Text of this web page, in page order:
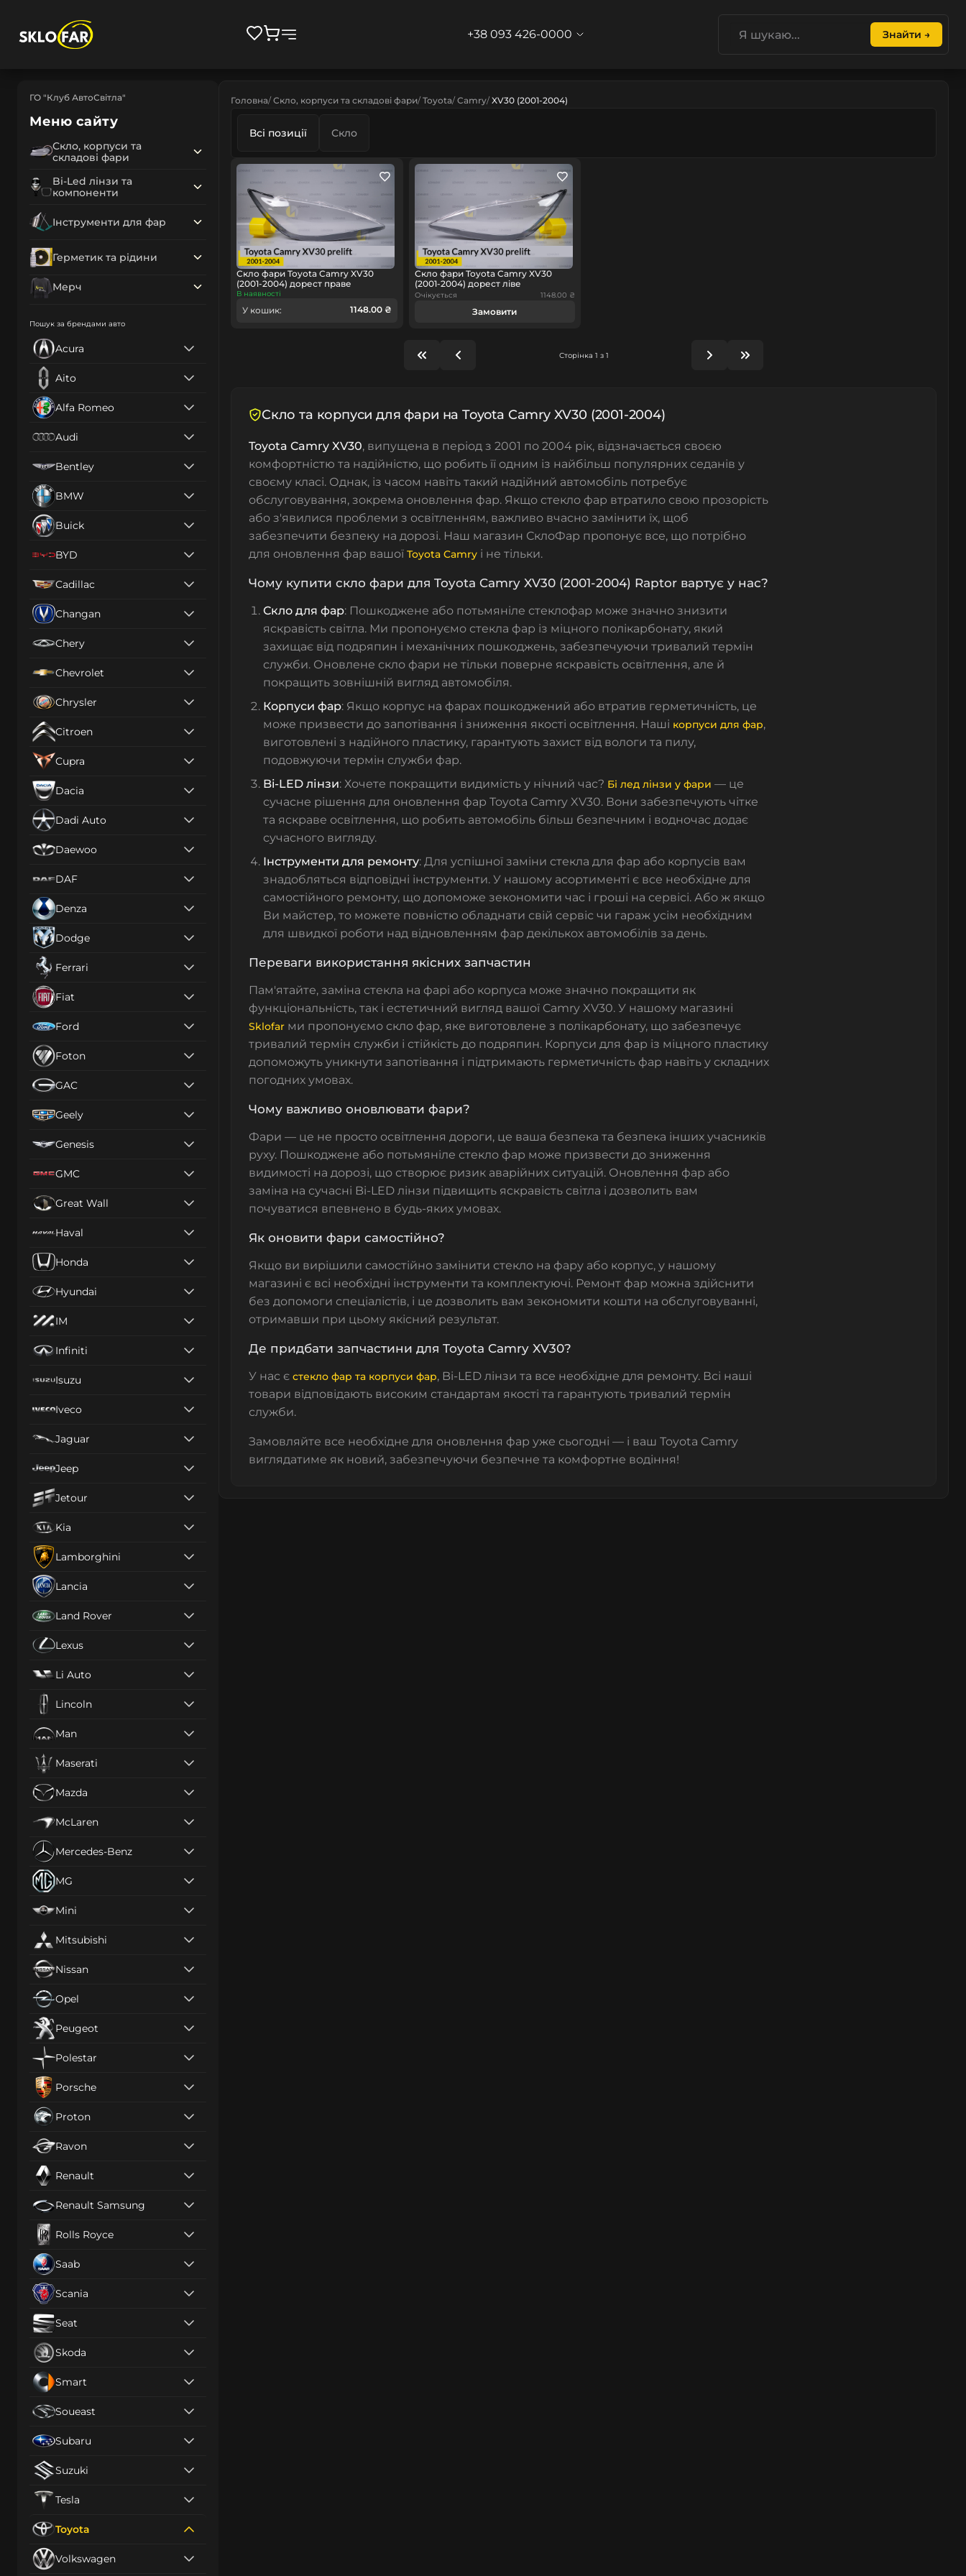
+38 093 426-0000 Знайти →
ГО "Клуб АвтоСвітла"
Меню сайту
Скло, корпуси та
складові фари
Bi-Led лінзи та
компоненти
Інструменти для фар
Герметик та рідини
Мерч
Пошук за брендами авто
Acura
Aito
Alfa Romeo
Audi
Bentley
BMW
Buick
BYD
Cadillac
Changan
Chery
Chevrolet
Chrysler
Citroen
Cupra
Dacia
Dadi Auto
Daewoo
DAF
Denza
Dodge
Ferrari
Fiat
Ford
Foton
GAC
Geely
Genesis
GMC
Great Wall
Haval
Honda
Hyundai
IM
Infiniti
Isuzu
Iveco
Jaguar
Jeep
Jetour
Kia
Lamborghini
Lancia
Land Rover
Lexus
Li Auto
Lincoln
Man
Maserati
Mazda
McLaren
Mercedes-Benz
MG
Mini
Mitsubishi
Nissan
Opel
Peugeot
Polestar
Porsche
Proton
Ravon
Renault
Renault Samsung
Rolls Royce
Saab
Scania
Seat
Skoda
Smart
Soueast
Subaru
Suzuki
Tesla
Toyota
Volkswagen
Головна Скло, корпуси та складові фари Toyota Camry XV30 (2001-2004)
Всі позиції Скло
Скло фари Toyota Camry XV30
(2001-2004) дорест праве
В наявності
У кошик: 1148.00 ₴
Скло фари Toyota Camry XV30
(2001-2004) дорест ліве
Очікується 1148.00 ₴
Замовити
Сторінка 1 з 1
Cкло та корпуси для фари на Toyota Camry XV30 (2001-2004)
Toyota Camry XV30, випущена в період з 2001 по 2004 рік, відзначається своєю
комфортністю та надійністю, що робить її одним із найбільш популярних седанів у
своєму класі. Однак, із часом навіть такий надійний автомобіль потребує
обслуговування, зокрема оновлення фар. Якщо стекло фар втратило свою прозорість
або з'явилися проблеми з освітленням, важливо вчасно замінити їх, щоб
забезпечити безпеку на дорозі. Наш магазин СклоФар пропонує все, що потрібно
для оновлення фар вашої Toyota Camry і не тільки.
Чому купити скло фари для Toyota Camry XV30 (2001-2004) Raptor вартує у нас?
Скло для фар: Пошкоджене або потьмяніле стеклофар може значно знизити
яскравість світла. Ми пропонуємо стекла фар із міцного полікарбонату, який
захищає від подряпин і механічних пошкоджень, забезпечуючи тривалий термін
служби. Оновлене скло фари не тільки поверне яскравість освітлення, але й
покращить зовнішній вигляд автомобіля.
Корпуси фар: Якщо корпус на фарах пошкоджений або втратив герметичність, це
може призвести до запотівання і зниження якості освітлення. Наші корпуси для фар,
виготовлені з надійного пластику, гарантують захист від вологи та пилу,
подовжуючи термін служби фар.
Bi-LED лінзи: Хочете покращити видимість у нічний час? Бі лед лінзи у фари — це
сучасне рішення для оновлення фар Toyota Camry XV30. Вони забезпечують чітке
та яскраве освітлення, що робить автомобіль більш безпечним і водночас додає
сучасного вигляду.
Інструменти для ремонту: Для успішної заміни стекла для фар або корпусів вам
знадобляться відповідні інструменти. У нашому асортименті є все необхідне для
самостійного ремонту, що допоможе зекономити час і гроші на сервісі. Або ж якщо
Ви майстер, то можете повністю обладнати свій сервіс чи гараж усім необхідним
для швидкої роботи над відновленням фар декількох автомобілів за день.
Переваги використання якісних запчастин
Пам'ятайте, заміна стекла на фарі або корпуса може значно покращити як
функціональність, так і естетичний вигляд вашої Camry XV30. У нашому магазині
Sklofar ми пропонуємо скло фар, яке виготовлене з полікарбонату, що забезпечує
тривалий термін служби і стійкість до подряпин. Корпуси для фар із міцного пластику
допоможуть уникнути запотівання і підтримають герметичність фар навіть у складних
погодних умовах.
Чому важливо оновлювати фари?
Фари — це не просто освітлення дороги, це ваша безпека та безпека інших учасників
руху. Пошкоджене або потьмяніле стекло фар може призвести до зниження
видимості на дорозі, що створює ризик аварійних ситуацій. Оновлення фар або
заміна на сучасні Bi-LED лінзи підвищить яскравість світла і дозволить вам
почуватися впевнено в будь-яких умовах.
Як оновити фари самостійно?
Якщо ви вирішили самостійно замінити стекло на фару або корпус, у нашому
магазині є всі необхідні інструменти та комплектуючі. Ремонт фар можна здійснити
без допомоги спеціалістів, і це дозволить вам зекономити кошти на обслуговуванні,
отримавши при цьому якісний результат.
Де придбати запчастини для Toyota Camry XV30?
У нас є стекло фар та корпуси фар, Bi-LED лінзи та все необхідне для ремонту. Всі наші
товари відповідають високим стандартам якості та гарантують тривалий термін
служби.
Замовляйте все необхідне для оновлення фар уже сьогодні — і ваш Toyota Camry
виглядатиме як новий, забезпечуючи безпечне та комфортне водіння!